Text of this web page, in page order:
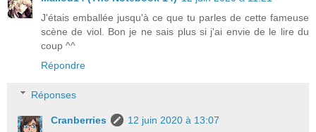
J'étais emballée jusqu'à ce que tu parles de cette fameuse
scène de viol. Bon je ne sais plus si j'ai envie de le lire du
coup ^^
Répondre
Réponses
Cranberries
12 juin 2020 à 13:07